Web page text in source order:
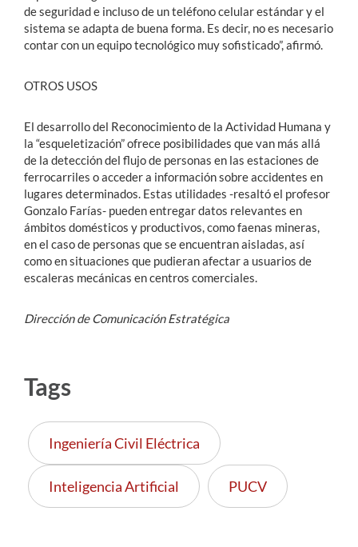
de seguridad e incluso de un teléfono celular estándar y el
sistema se adapta de buena forma. Es decir, no es necesario
contar con un equipo tecnológico muy sofisticado”, afirmó.
OTROS USOS
El desarrollo del Reconocimiento de la Actividad Humana y
la “esqueletización” ofrece posibilidades que van más allá
de la detección del flujo de personas en las estaciones de
ferrocarriles o acceder a información sobre accidentes en
lugares determinados. Estas utilidades -resaltó el profesor
Gonzalo Farías- pueden entregar datos relevantes en
ámbitos domésticos y productivos, como faenas mineras,
en el caso de personas que se encuentran aisladas, así
como en situaciones que pudieran afectar a usuarios de
escaleras mecánicas en centros comerciales.
Dirección de Comunicación Estratégica
Tags
Ingeniería Civil Eléctrica
Inteligencia Artificial PUCV